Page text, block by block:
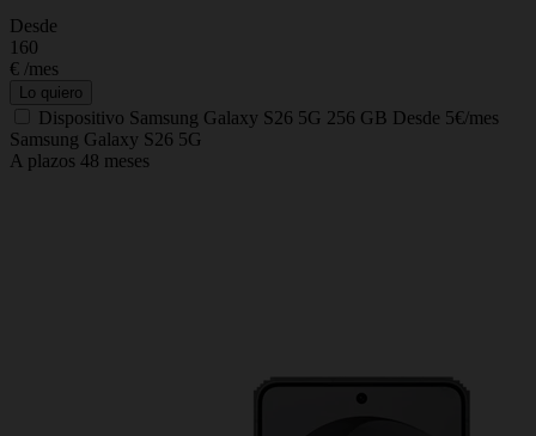
Desde
160
€ /mes
Lo quiero
Dispositivo Samsung Galaxy S26 5G 256 GB Desde 5€/mes
Samsung Galaxy S26 5G
A plazos 48 meses